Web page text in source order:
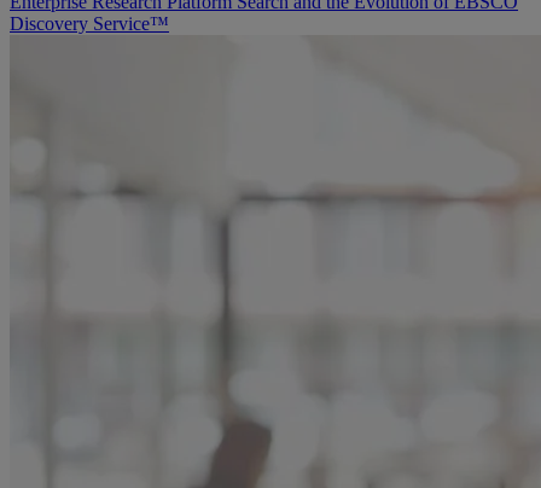
Discovery Service™